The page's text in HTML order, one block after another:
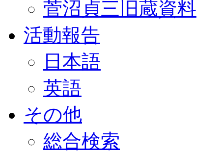
菅沼貞三旧蔵資料
活動報告
日本語
英語
その他
総合検索